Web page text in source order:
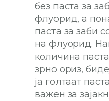
без паста за
флуорид, а
паста за заби
на флуорид.
количина
зрно ориз,
ја голтаат
важен за